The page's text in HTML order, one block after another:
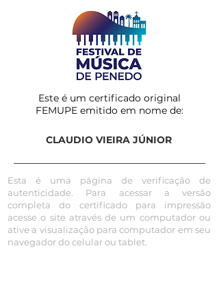
Este é um certificado original
FEMUPE emitido em nome de:
CLAUDIO VIEIRA JÚNIOR
Esta é uma página de verificação de
autenticidade. Para acessar a versão
completa do certificado para impressão
acesse o site através de um computador ou
ative a visualização para computador em seu
navegador do celular ou tablet.